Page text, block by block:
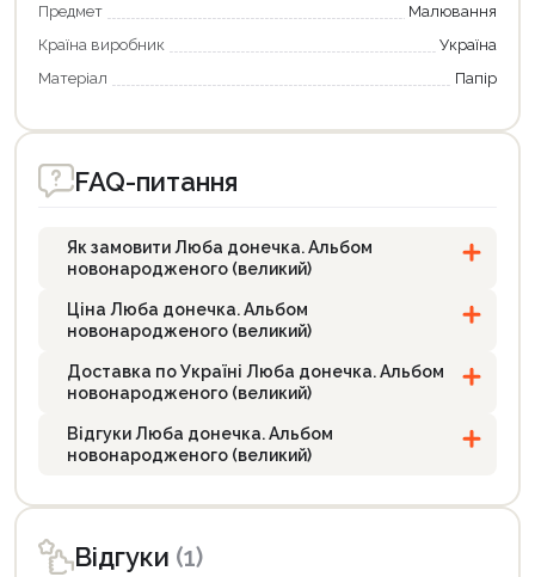
Предмет
Малювання
Країна виробник
Україна
Матеріал
Папір
FAQ-питання
Як замовити Люба донечка. Альбом
новонародженого (великий)
Ціна Люба донечка. Альбом
новонародженого (великий)
Доставка по Україні Люба донечка. Альбом
новонародженого (великий)
Відгуки Люба донечка. Альбом
новонародженого (великий)
Відгуки (1)